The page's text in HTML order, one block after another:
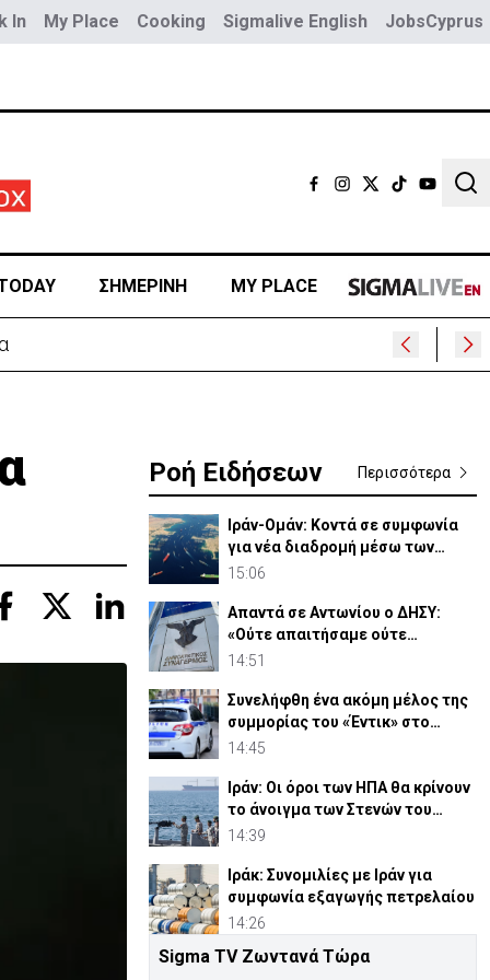
In My Place Cooking Sigmalive English JobsCyprus
ΣΗΜΕΡΙΝΗ MY PLACE
Ροή Ειδήσεων Περισσότερα
Ιράν-Ομάν: Κοντά σε συμφωνία
για νέα διαδρομή μέσω των
Στενών του Ορμούζ
15:06
Απαντά σε Αντωνίου ο ΔΗΣΥ:
«Ούτε απαιτήσαμε ούτε
διεκδικήσαμε διορισμούς»
14:51
Συνελήφθη ένα ακόμη μέλος της
συμμορίας του «Έντικ» στο
Παλαιό Φάληρο
14:45
Ιράν: Οι όροι των ΗΠΑ θα κρίνουν
το άνοιγμα των Στενών του
Ορμούζ
14:39
Ιράκ: Συνομιλίες με Ιράν για
συμφωνία εξαγωγής πετρελαίου
14:26
ΕΔΕΚ: Επικυρώθηκαν 4
Sigma TV Ζωντανά Τώρα